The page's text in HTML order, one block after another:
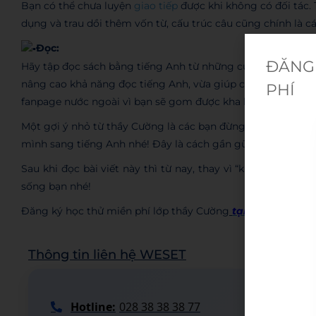
Bạn có thể chưa luyện giao tiếp được khi không có đối tác.
dụng và trau dồi thêm vốn từ, cấu trúc câu cũng chính là
Đọc:
Hãy tập đọc sách bằng tiếng Anh từ những cuốn đơn giản
nâng cao khả năng đọc tiếng Anh, vừa giúp cập nhật tin
fanpage nước ngoài vì bạn sẽ gom được kha khá vốn
Một gợi ý nhỏ từ thầy Cường là các bạn đừng quên
mình sang tiếng Anh nhé! Đây là cách gần gũi nhất để bạn
Sau khi đọc bài viết này thì từ nay, thay vì “không được
sống bạn nhé!
Đăng ký học thử miền phí lớp thầy Cường tại đây
Thông tin liên hệ WESET
Hotline: 028 38 38 38 77
ĐĂNG
PHÍ